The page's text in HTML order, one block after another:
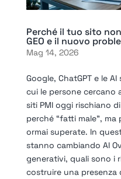
Perché il tuo sito
GEO e il nuovo
Mag 14, 2026
Google, ChatGPT e le
cui le persone cercano
siti PMI oggi rischiano
perché “fatti male”,
ormai superate. In
stanno cambiando AI
generativi, quali sono i
costruire una presenza